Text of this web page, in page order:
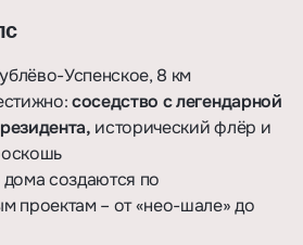
Успенское, 8 км
соседство с легендарной
исторический флёр и
создаются по
проектам – от «нео-шале» до